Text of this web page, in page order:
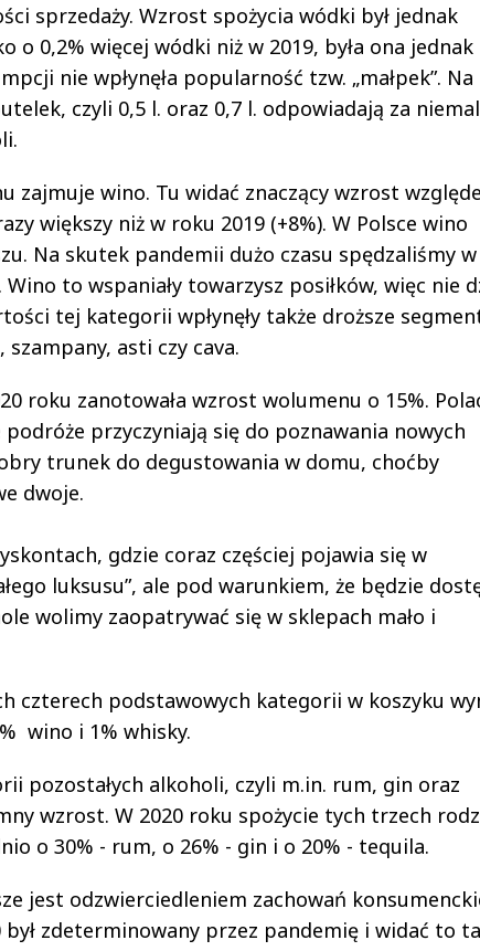
sprzedaży. Wzrost spożycia wódki był jednak
o 0,2% więcej wódki niż w 2019, była ona jednak
nie wpłynęła popularność tzw. „małpek”. Na
czyli 0,5 l. oraz 0,7 l. odpowiadają za niemal
zajmuje wino. Tu widać znaczący wzrost
większy niż w roku 2019 (+8%). W Polsce wino
Na skutek pandemii dużo czasu spędzaliśmy w
to wspaniały towarzysz posiłków, więc nie
tej kategorii wpłynęły także droższe
asti czy cava.
roku zanotowała wzrost wolumenu o 15%.
przyczyniają się do poznawania nowych
trunek do degustowania w domu, choćby
dwoje.
gdzie coraz częściej pojawia się w
luksusu”, ale pod warunkiem, że będzie
wolimy zaopatrywać się w sklepach mało i
czterech podstawowych kategorii w koszyku
wino i 1% whisky.
pozostałych alkoholi, czyli m.in. rum, gin oraz
wzrost. W 2020 roku spożycie tych trzech
o 30% - rum, o 26% - gin i o 20% - tequila.
jest odzwierciedleniem zachowań
zdeterminowany przez pandemię i widać to